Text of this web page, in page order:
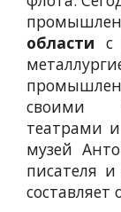
области с
своими
театрами
музей
писателя
составляет